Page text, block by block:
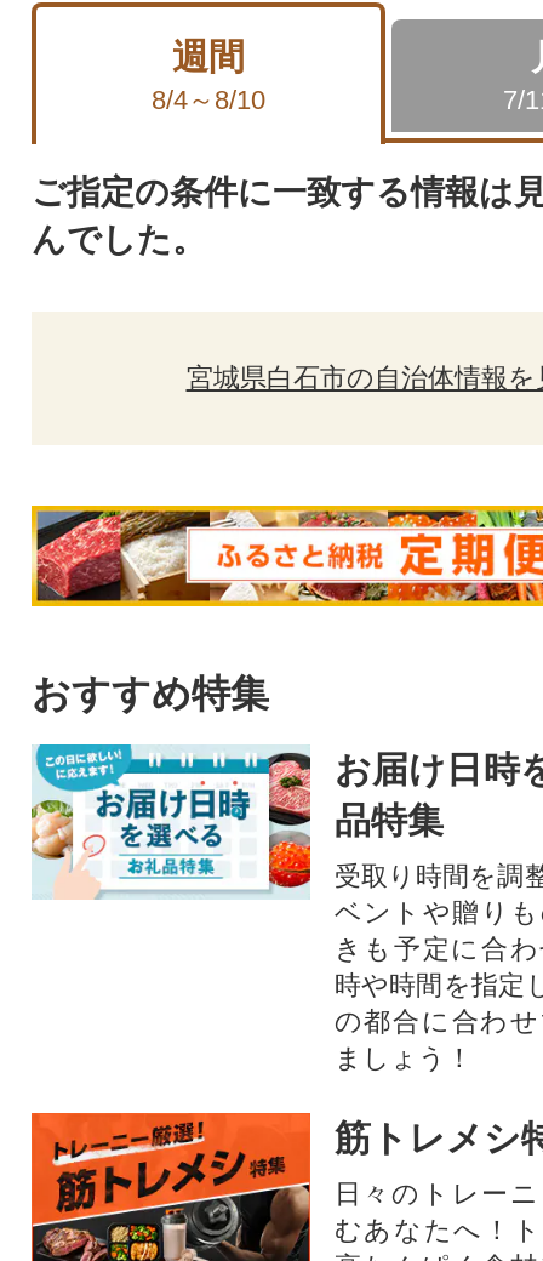
週間
8/4～8/10 7/
ご指定の条件に一致する情報は
んでした。
宮城県白石市の自治体情報を
おすすめ特集
お届け日時
品特集
受取り時間を調
ベントや贈り
きも予定に合
時や時間を指定
の都合に合わ
ましょう！
筋トレメシ
日々のトレー
むあなたへ！